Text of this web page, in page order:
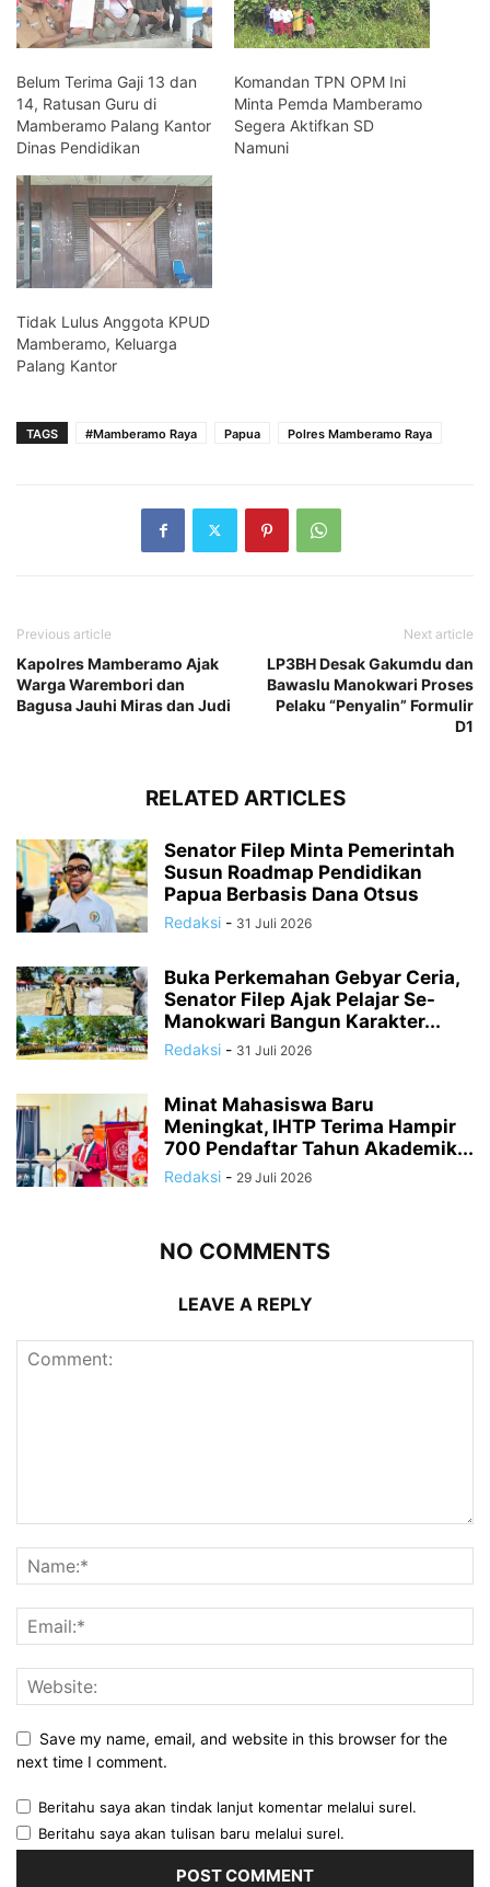
Belum Terima Gaji 13 dan
14, Ratusan Guru di
Mamberamo Palang Kantor
Dinas Pendidikan
Komandan TPN OPM Ini
Minta Pemda Mamberamo
Segera Aktifkan SD
Namuni
Tidak Lulus Anggota KPUD
Mamberamo, Keluarga
Palang Kantor
TAGS #Mamberamo Raya Papua Polres Mamberamo Raya
Previous article
Kapolres Mamberamo Ajak
Warga Warembori dan
Bagusa Jauhi Miras dan Judi
Next article
LP3BH Desak Gakumdu dan
Bawaslu Manokwari Proses
Pelaku “Penyalin” Formulir
D1
RELATED ARTICLES
Senator Filep Minta Pemerintah
Susun Roadmap Pendidikan
Papua Berbasis Dana Otsus
Redaksi - 31 Juli 2026
Buka Perkemahan Gebyar Ceria,
Senator Filep Ajak Pelajar Se-
Manokwari Bangun Karakter...
Redaksi - 31 Juli 2026
Minat Mahasiswa Baru
Meningkat, IHTP Terima Hampir
700 Pendaftar Tahun Akademik...
Redaksi - 29 Juli 2026
NO COMMENTS
LEAVE A REPLY
Save my name, email, and website in this browser for the
next time I comment.
Beritahu saya akan tindak lanjut komentar melalui surel.
Beritahu saya akan tulisan baru melalui surel.